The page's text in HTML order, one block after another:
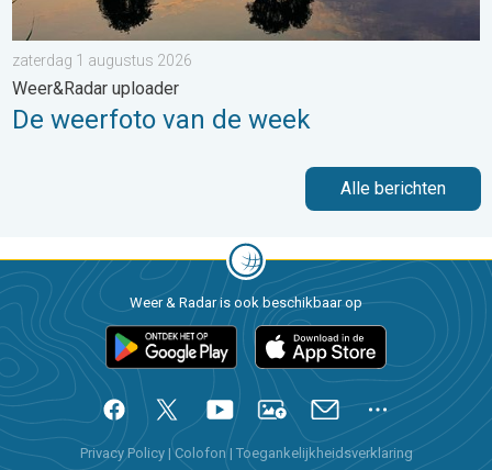
zaterdag 1 augustus 2026
Weer&Radar uploader
De weerfoto van de week
Alle berichten
Weer & Radar is ook beschikbaar op
Privacy Policy |Colofon | Toegankelijkheidsverklaring